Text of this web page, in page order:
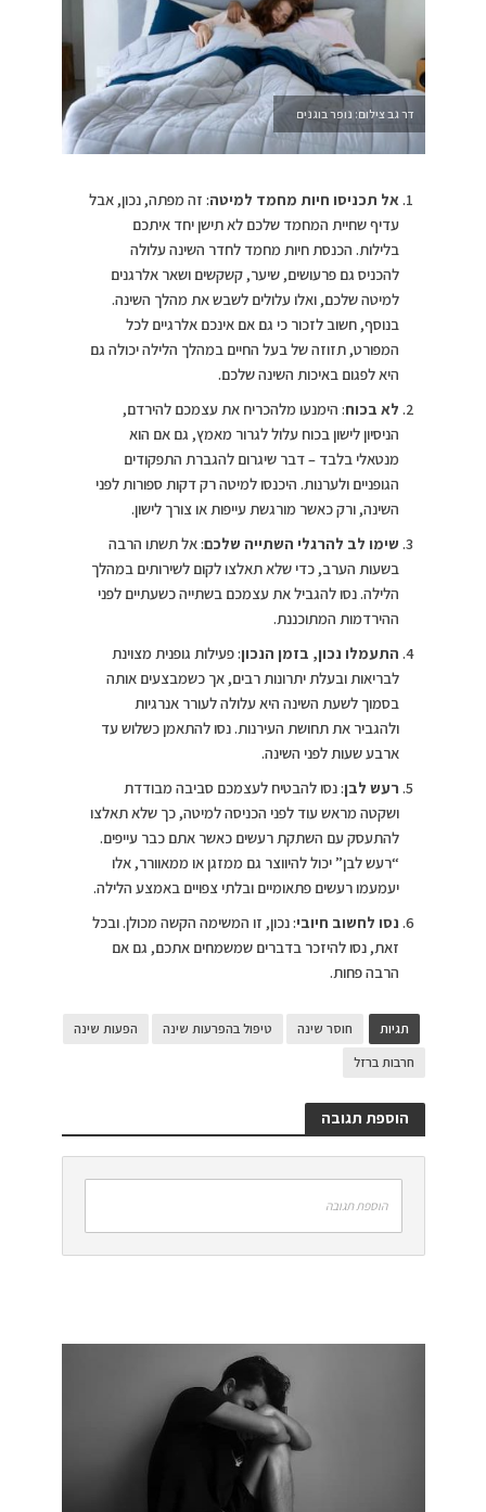
דר גב צילום: נופר בוגנים
אל תכניסו חיות מחמד למיטה: זה מפתה, נכון, אבל
עדיף שחיית המחמד שלכם לא תישן יחד איתכם
בלילות. הכנסת חיות מחמד לחדר השינה עלולה
להכניס גם פרעושים, שיער, קשקשים ושאר אלרגנים
למיטה שלכם, ואלו עלולים לשבש את מהלך השינה.
בנוסף, חשוב לזכור כי גם אם אינכם אלרגיים לכל
המפורט, תזוזה של בעל החיים במהלך הלילה יכולה גם
היא לפגום באיכות השינה שלכם.
לא בכוח: הימנעו מלהכריח את עצמכם להירדם,
הניסיון לישון בכוח עלול לגרור מאמץ, גם אם הוא
מנטאלי בלבד – דבר שיגרום להגברת התפקודים
הגופניים ולערנות. היכנסו למיטה רק דקות ספורות לפני
השינה, ורק כאשר מורגשת עייפות או צורך לישון.
שימו לב להרגלי השתייה שלכם: אל תשתו הרבה
בשעות הערב, כדי שלא תאלצו לקום לשירותים במהלך
הלילה. נסו להגביל את עצמכם בשתייה כשעתיים לפני
ההירדמות המתוכננת.
התעמלו נכון, בזמן הנכון: פעילות גופנית מצוינת
לבריאות ובעלת יתרונות רבים, אך כשמבצעים אותה
בסמוך לשעת השינה היא עלולה לעורר אנרגיות
ולהגביר את תחושת העירנות. נסו להתאמן כשלוש עד
ארבע שעות לפני השינה.
רעש לבן: נסו להבטיח לעצמכם סביבה מבודדת
ושקטה מראש עוד לפני הכניסה למיטה, כך שלא תאלצו
להתעסק עם השתקת רעשים כאשר אתם כבר עייפים.
“רעש לבן” יכול להיווצר גם ממזגן או ממאוורר, אלו
יעמעמו רעשים פתאומיים ובלתי צפויים באמצע הלילה.
נסו לחשוב חיובי: נכון, זו המשימה הקשה מכולן. ובכל
זאת, נסו להיזכר בדברים שמשמחים אתכם, גם אם
הרבה פחות.
תגיות חוסר שינה טיפול בהפרעות שינה
הפעות שינה
חרבות ברזל
הוספת תגובה
הוספת תגובה